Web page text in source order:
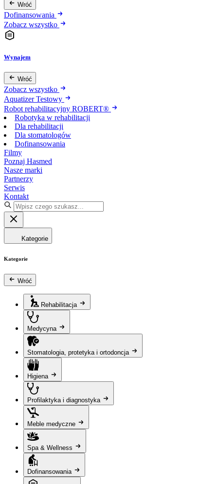
Wróć
Dofinansowania
Zobacz wszystko
Wynajem
Wróć
Zobacz wszystko
Aquatizer Testowy
Robot rehabilitacyjny ROBERT®
Robotyka w rehabilitacji
Dla rehabilitacji
Dla stomatologów
Dofinansowania
Filmy
Poznaj Hasmed
Nasze marki
Partnerzy
Serwis
Kontakt
Kategorie
Kategorie
Wróć
Rehabilitacja
Medycyna
Stomatologia, protetyka i ortodoncja
Higiena
Profilaktyka i diagnostyka
Meble medyczne
Spa & Wellness
Dofinansowania